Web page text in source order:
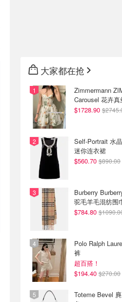
大家都在抢
Zimmermann
Carousel 花卉
$1728.90
Self-Portrait 水
迷你连衣裙
$560.70 $890.00
Burberry
驼毛羊毛混纺围
$784.80
Polo Ralph
裤
超百搭！
$194.40 $270.00
Toteme Bevel